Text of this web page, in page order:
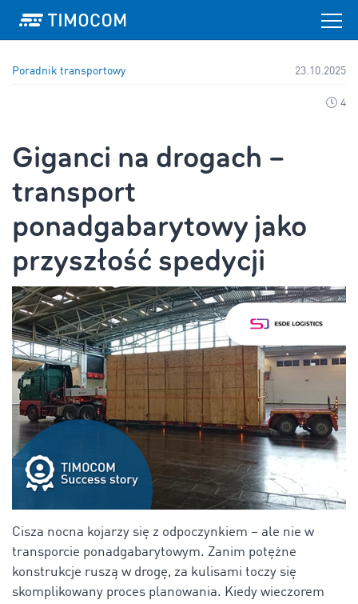
Poradnik transportowy 23.10.2025
4
Giganci na drogach –
transport
ponadgabarytowy jako
przyszłość spedycji
Cisza nocna kojarzy się z odpoczynkiem – ale nie w
transporcie ponadgabarytowym. Zanim potężne
konstrukcje ruszą w drogę, za kulisami toczy się
skomplikowany proces planowania. Kiedy wieczorem